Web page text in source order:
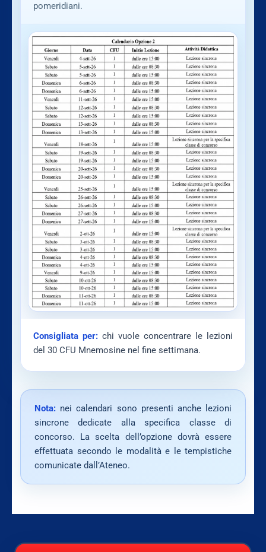
pomeridiani.
Consigliata per: chi vuole concentrare le lezioni
del 30 CFU Mnemosine nel fine settimana.
Nota: nei calendari sono presenti anche lezioni
sincrone dedicate alla specifica classe di
concorso. La scelta dell’opzione dovrà essere
effettuata secondo le modalità e le tempistiche
comunicate dall’Ateneo.